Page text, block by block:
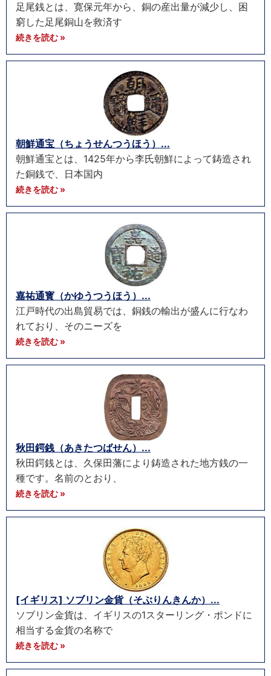
足尾銭とは、寛保元年から、銅の産出量が減少し、困
窮した足尾銅山を救済す
続きを読む »
朝鮮通宝（ちょうせんつうほう）...
朝鮮通宝とは、1425年から李氏朝鮮によって鋳造され
た銅銭で、日本国内
続きを読む »
嘉祐通寳（かゆうつうほう）...
江戸時代の出島貿易では、銅銭の輸出が盛んに行なわ
れており、そのニーズを
続きを読む »
秋田鍔銭（あきたつばせん）...
秋田鍔銭とは、久保田藩により鋳造された地方銭の一
種です。名前のとおり、
続きを読む »
[イギリス] ソブリン金貨（そぶりんきんか）...
ソブリン金貨は、イギリスの1スターリング・ポンドに
相当する金貨の名称で
続きを読む »